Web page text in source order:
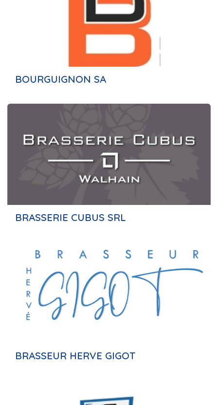
BOURGUIGNON SA
BRASSERIE CUBUS SRL
BRASSEUR HERVE GIGOT